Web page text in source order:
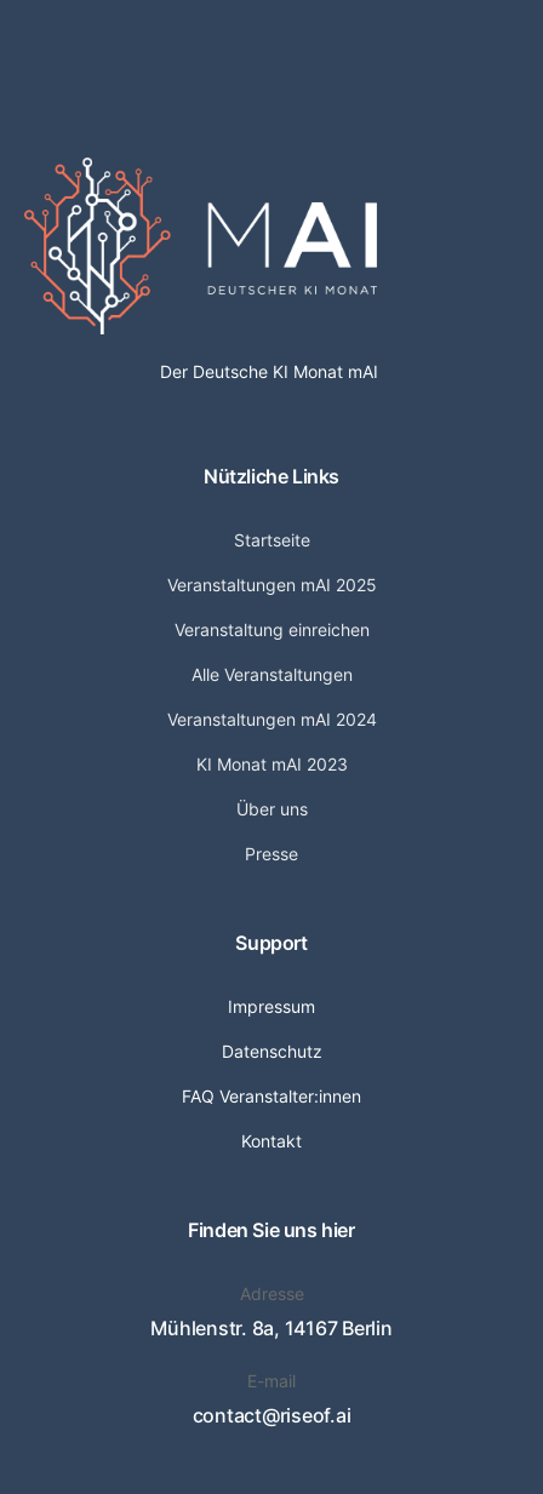
Der Deutsche KI Monat mAI
Nützliche Links
Startseite
Veranstaltungen mAI 2025
Veranstaltung einreichen
Alle Veranstaltungen
Veranstaltungen mAI 2024
KI Monat mAI 2023
Über uns
Presse
Support
Impressum
Datenschutz
FAQ Veranstalter:innen
Kontakt
Finden Sie uns hier
Adresse
Mühlenstr. 8a, 14167 Berlin
E-mail
contact@riseof.ai